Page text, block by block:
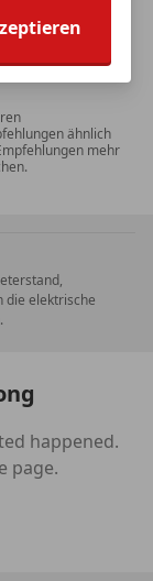
ähnlich
mehr
die elektrische
happened.
page.